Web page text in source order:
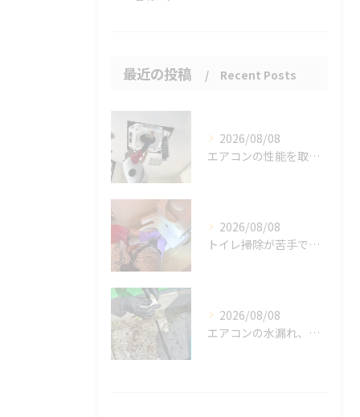
最近の投稿 Recent Posts
2026/08/08
エアコンの性能を取り戻しませんか？
2026/08/08
トイレ掃除が苦手でも、効率的にできる方法をご紹介します。
2026/08/08
エアコンの水漏れ、心配ですよね。